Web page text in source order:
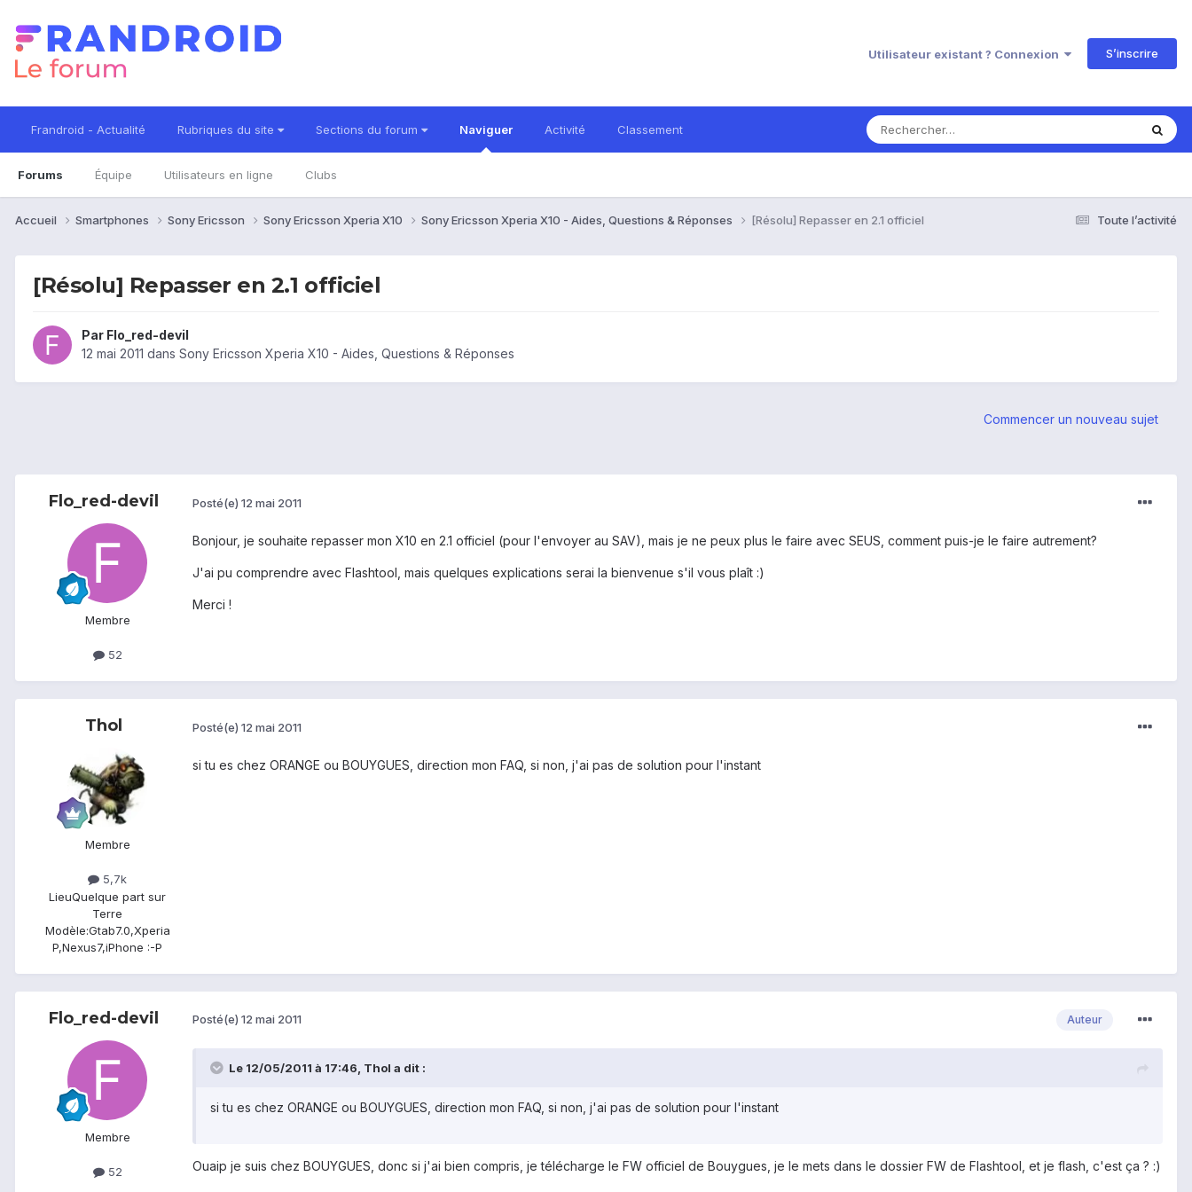
Utilisateur existant ? Connexion S’inscrire
Frandroid - Actualité Rubriques du site Sections du forum Naviguer
Forums Équipe Utilisateurs en ligne Clubs
Activité Classement
Toute l’activité
Accueil Smartphones Sony Ericsson Sony Ericsson Xperia X10 Sony Ericsson Xperia X10 - Aides, Questions & Réponses [Résolu] Repasser en 2.1 officiel
[Résolu] Repasser en 2.1 officiel
Par Flo_red-devil
12 mai 2011 dans Sony Ericsson Xperia X10 - Aides, Questions & Réponses
Commencer un nouveau sujet
Flo_red-devil
Membre
52
Posté(e) 12 mai 2011
Bonjour, je souhaite repasser mon X10 en 2.1 officiel (pour l'envoyer au SAV), mais je ne peux plus le faire avec SEUS, comment puis-je le faire autrement?
J'ai pu comprendre avec Flashtool, mais quelques explications serai la bienvenue s'il vous plaît :)
Merci !
Thol
Membre
5,7k
LieuQuelque part sur
Terre
Modèle:Gtab7.0,Xperia
P,Nexus7,iPhone :-P
Posté(e) 12 mai 2011
si tu es chez ORANGE ou BOUYGUES, direction mon FAQ, si non, j'ai pas de solution pour l'instant
Flo_red-devil
Membre
52
Auteur
Posté(e) 12 mai 2011
Le 12/05/2011 à 17:46, Thol a dit :
si tu es chez ORANGE ou BOUYGUES, direction mon FAQ, si non, j'ai pas de solution pour l'instant
Ouaip je suis chez BOUYGUES, donc si j'ai bien compris, je télécharge le FW officiel de Bouygues, je le mets dans le dossier FW de Flashtool, et je flash, c'est ça ? :)